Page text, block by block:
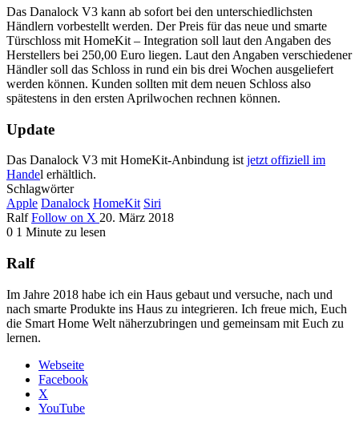
Das Danalock V3 kann ab sofort bei den unterschiedlichsten
Händlern vorbestellt werden. Der Preis für das neue und smarte
Türschloss mit HomeKit – Integration soll laut den Angaben des
Herstellers bei 250,00 Euro liegen. Laut den Angaben verschiedener
Händler soll das Schloss in rund ein bis drei Wochen ausgeliefert
werden können. Kunden sollten mit dem neuen Schloss also
spätestens in den ersten Aprilwochen rechnen können.
Update
Das Danalock V3 mit HomeKit-Anbindung istjetzt offiziell im
Handel erhältlich.
Schlagwörter
Apple Danalock HomeKit Siri
Ralf Follow on X 20. März 2018
0 1 Minute zu lesen
Ralf
Im Jahre 2018 habe ich ein Haus gebaut und versuche, nach und
nach smarte Produkte ins Haus zu integrieren. Ich freue mich, Euch
die Smart Home Welt näherzubringen und gemeinsam mit Euch zu
lernen.
Webseite
Facebook
X
YouTube